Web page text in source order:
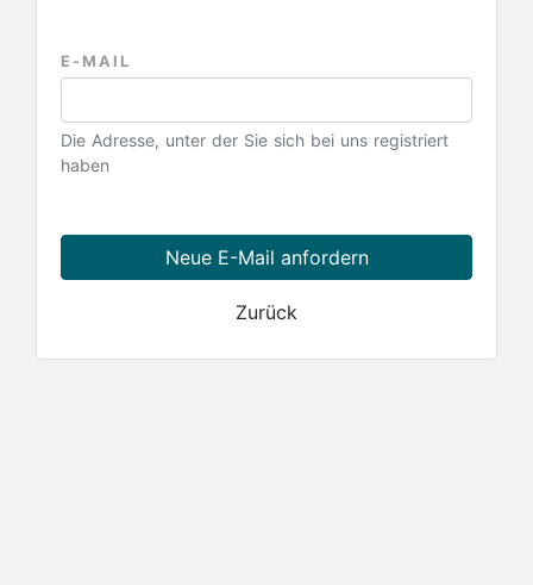
E-MAIL
Die Adresse, unter der Sie sich bei uns registriert
haben
Neue E-Mail anfordern
Zurück